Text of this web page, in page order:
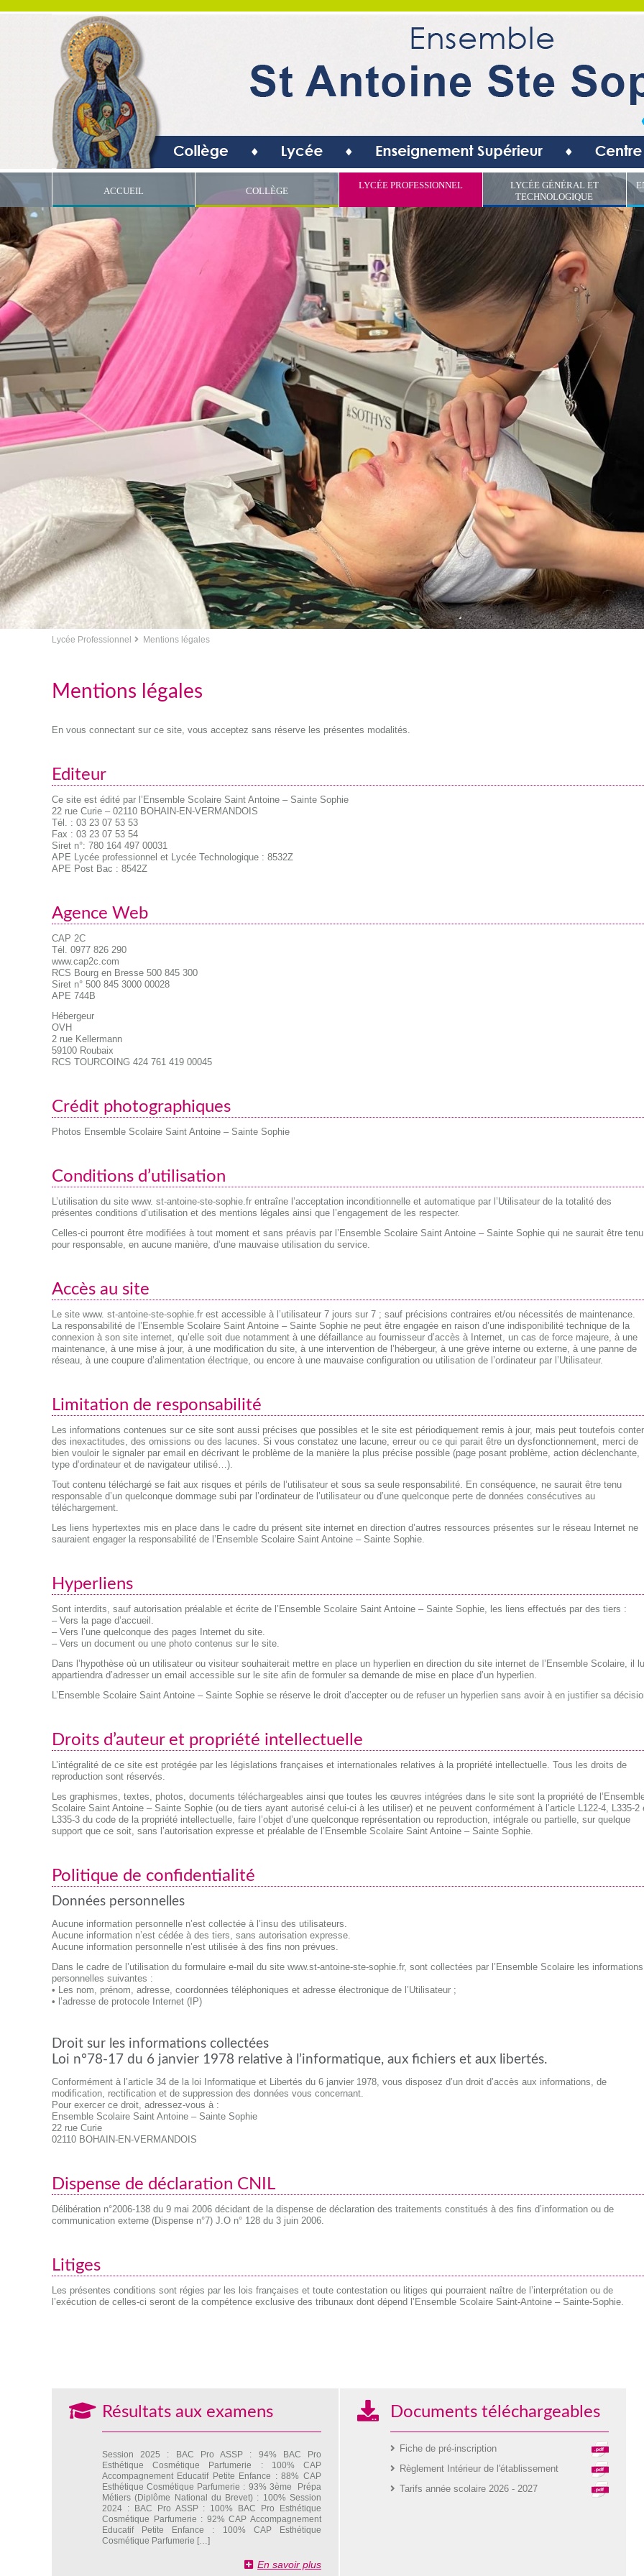
ACCUEIL COLLÈGE
LYCÉE PROFESSIONNEL
LYCÉE GÉNÉRAL ET
TECHNOLOGIQUE
Lycée Professionnel Mentions légales
Mentions légales
En vous connectant sur ce site, vous acceptez sans réserve les présentes modalités.
Editeur
Ce site est édité par l’Ensemble Scolaire Saint Antoine – Sainte Sophie
22 rue Curie – 02110 BOHAIN-EN-VERMANDOIS
Tél. : 03 23 07 53 53
Fax : 03 23 07 53 54
Siret n°: 780 164 497 00031
APE Lycée professionnel et Lycée Technologique : 8532Z
APE Post Bac : 8542Z
Agence Web
CAP 2C
Tél. 0977 826 290
www.cap2c.com
RCS Bourg en Bresse 500 845 300
Siret n° 500 845 3000 00028
APE 744B
Hébergeur
OVH
2 rue Kellermann
59100 Roubaix
RCS TOURCOING 424 761 419 00045
Crédit photographiques
Photos Ensemble Scolaire Saint Antoine – Sainte Sophie
Conditions d’utilisation
L’utilisation du site www. st-antoine-ste-sophie.fr entraîne l’acceptation inconditionnelle et automatique par l’Utilisateur de la totalité des
présentes conditions d’utilisation et des mentions légales ainsi que l’engagement de les respecter.
Celles-ci pourront être modifiées à tout moment et sans préavis par l’Ensemble Scolaire Saint Antoine – Sainte Sophie qui ne saurait être tenu
pour responsable, en aucune manière, d’une mauvaise utilisation du service.
Accès au site
Le site www. st-antoine-ste-sophie.fr est accessible à l’utilisateur 7 jours sur 7 ; sauf précisions contraires et/ou nécessités de maintenance.
La responsabilité de l’Ensemble Scolaire Saint Antoine – Sainte Sophie ne peut être engagée en raison d’une indisponibilité technique de la
connexion à son site internet, qu’elle soit due notamment à une défaillance au fournisseur d’accès à Internet, un cas de force majeure, à une
maintenance, à une mise à jour, à une modification du site, à une intervention de l’hébergeur, à une grève interne ou externe, à une panne de
réseau, à une coupure d’alimentation électrique, ou encore à une mauvaise configuration ou utilisation de l’ordinateur par l’Utilisateur.
Limitation de responsabilité
Les informations contenues sur ce site sont aussi précises que possibles et le site est périodiquement remis à jour, mais peut toutefois
des inexactitudes, des omissions ou des lacunes. Si vous constatez une lacune, erreur ou ce qui parait être un dysfonctionnement, merci de
bien vouloir le signaler par email en décrivant le problème de la manière la plus précise possible (page posant problème, action déclenchante,
type d’ordinateur et de navigateur utilisé…).
Tout contenu téléchargé se fait aux risques et périls de l’utilisateur et sous sa seule responsabilité. En conséquence, ne saurait être tenu
responsable d’un quelconque dommage subi par l’ordinateur de l’utilisateur ou d’une quelconque perte de données consécutives au
téléchargement.
Les liens hypertextes mis en place dans le cadre du présent site internet en direction d’autres ressources présentes sur le réseau Internet ne
sauraient engager la responsabilité de l’Ensemble Scolaire Saint Antoine – Sainte Sophie.
Hyperliens
Sont interdits, sauf autorisation préalable et écrite de l’Ensemble Scolaire Saint Antoine – Sainte Sophie, les liens effectués par des tiers :
– Vers la page d’accueil.
– Vers l’une quelconque des pages Internet du site.
– Vers un document ou une photo contenus sur le site.
Dans l’hypothèse où un utilisateur ou visiteur souhaiterait mettre en place un hyperlien en direction du site internet de l’Ensemble Scolaire, il
appartiendra d’adresser un email accessible sur le site afin de formuler sa demande de mise en place d’un hyperlien.
L’Ensemble Scolaire Saint Antoine – Sainte Sophie se réserve le droit d’accepter ou de refuser un hyperlien sans avoir à en justifier sa
Droits d’auteur et propriété intellectuelle
L’intégralité de ce site est protégée par les législations françaises et internationales relatives à la propriété intellectuelle. Tous les droits de
reproduction sont réservés.
Les graphismes, textes, photos, documents téléchargeables ainsi que toutes les œuvres intégrées dans le site sont la propriété de
Scolaire Saint Antoine – Sainte Sophie (ou de tiers ayant autorisé celui-ci à les utiliser) et ne peuvent conformément à l’article L122-4, L335-2
L335-3 du code de la propriété intellectuelle, faire l’objet d’une quelconque représentation ou reproduction, intégrale ou partielle, sur quelque
support que ce soit, sans l’autorisation expresse et préalable de l’Ensemble Scolaire Saint Antoine – Sainte Sophie.
Politique de confidentialité
Données personnelles
Aucune information personnelle n’est collectée à l’insu des utilisateurs.
Aucune information n’est cédée à des tiers, sans autorisation expresse.
Aucune information personnelle n’est utilisée à des fins non prévues.
Dans le cadre de l’utilisation du formulaire e-mail du site www.st-antoine-ste-sophie.fr, sont collectées par l’Ensemble Scolaire les informations
personnelles suivantes :
• Les nom, prénom, adresse, coordonnées téléphoniques et adresse électronique de l’Utilisateur ;
• l’adresse de protocole Internet (IP)
Droit sur les informations collectées
Loi n°78-17 du 6 janvier 1978 relative à l’informatique, aux fichiers et aux libertés.
Conformément à l’article 34 de la loi Informatique et Libertés du 6 janvier 1978, vous disposez d’un droit d’accès aux informations, de
modification, rectification et de suppression des données vous concernant.
Pour exercer ce droit, adressez-vous à :
Ensemble Scolaire Saint Antoine – Sainte Sophie
22 rue Curie
02110 BOHAIN-EN-VERMANDOIS
Dispense de déclaration CNIL
Délibération n°2006-138 du 9 mai 2006 décidant de la dispense de déclaration des traitements constitués à des fins d’information ou de
communication externe (Dispense n°7) J.O n° 128 du 3 juin 2006.
Litiges
Les présentes conditions sont régies par les lois françaises et toute contestation ou litiges qui pourraient naître de l’interprétation ou de
l’exécution de celles-ci seront de la compétence exclusive des tribunaux dont dépend l’Ensemble Scolaire Saint-Antoine – Sainte-Sophie.
Résultats aux examens
Session 2025 : BAC Pro ASSP : 94% BAC Pro
Esthétique Cosmétique Parfumerie : 100% CAP
Accompagnement Educatif Petite Enfance : 88% CAP
Esthétique Cosmétique Parfumerie : 93% 3ème Prépa
Métiers (Diplôme National du Brevet) : 100% Session
2024 : BAC Pro ASSP : 100% BAC Pro Esthétique
Cosmétique Parfumerie : 92% CAP Accompagnement
Educatif Petite Enfance : 100% CAP Esthétique
Cosmétique Parfumerie […]
En savoir plus
Documents téléchargeables
Fiche de pré-inscription
Règlement Intérieur de l'établissement
Tarifs année scolaire 2026 - 2027